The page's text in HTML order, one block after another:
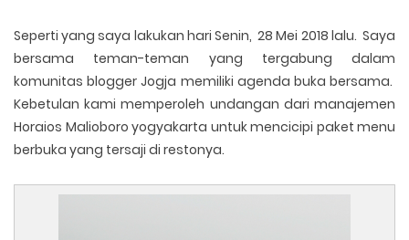
Seperti yang saya lakukan hari Senin, 28 Mei 2018 lalu. Saya
bersama teman-teman yang tergabung dalam
komunitas blogger Jogja memiliki agenda buka bersama.
Kebetulan kami memperoleh undangan dari manajemen
Horaios Malioboro yogyakarta untuk mencicipi paket menu
berbuka yang tersaji di restonya.